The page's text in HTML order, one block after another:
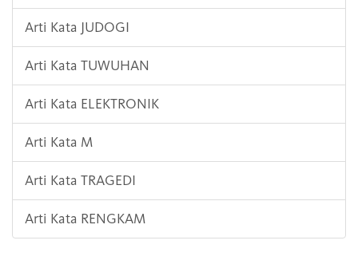
Arti Kata JUDOGI
Arti Kata TUWUHAN
Arti Kata ELEKTRONIK
Arti Kata M
Arti Kata TRAGEDI
Arti Kata RENGKAM